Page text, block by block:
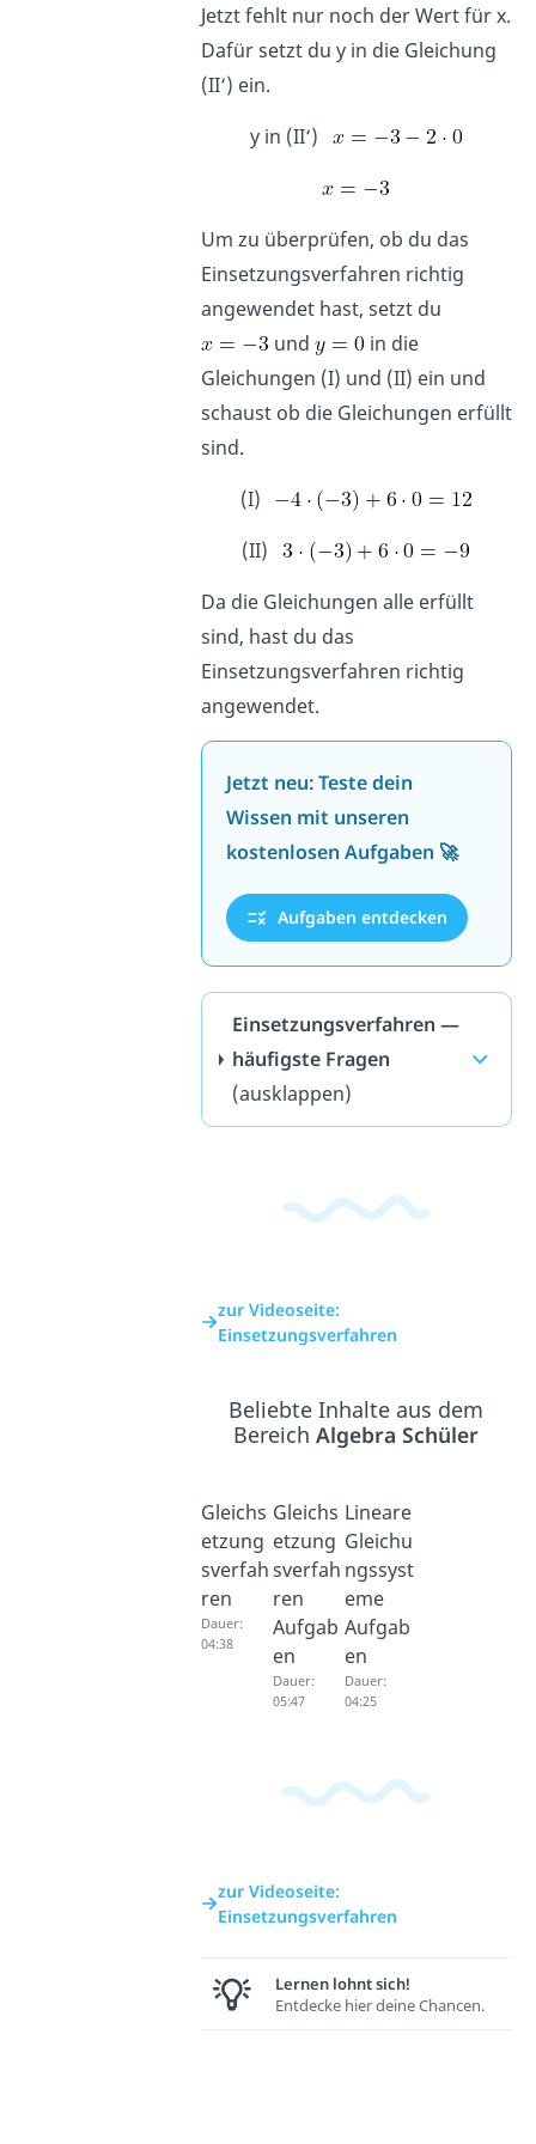
Jetzt fehlt nur noch der Wert für x.
Dafür setzt du y in die Gleichung
(II‘) ein.
y in (II‘)
Um zu überprüfen, ob du das
Einsetzungsverfahren richtig
angewendet hast, setzt du
und
in die
Gleichungen (I) und (II) ein und
schaust ob die Gleichungen erfüllt
sind.
(I)
(II)
Da die Gleichungen alle erfüllt
sind, hast du das
Einsetzungsverfahren richtig
angewendet.
Jetzt neu: Teste dein
Wissen mit unseren
kostenlosen Aufgaben 🚀
Aufgaben entdecken
Einsetzungsverfahren —
häufigste Fragen
(ausklappen)
zur Videoseite:
Einsetzungsverfahren
Beliebte Inhalte aus dem
BereichAlgebra Schüler
Gleichs
etzung
sverfah
ren
Dauer:
04:38
Gleichs
etzung
sverfah
ren
Aufgab
en
Dauer:
05:47
Lineare
Gleichu
ngssyst
eme
Aufgab
en
Dauer:
04:25
zur Videoseite:
Einsetzungsverfahren
Lernen lohnt sich!
Entdecke hier deine Chancen.